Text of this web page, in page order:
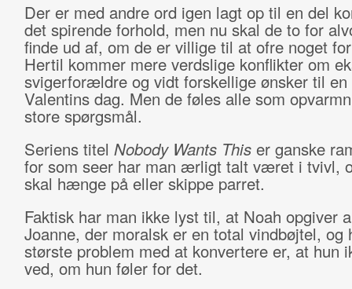
Der er med andre ord igen lagt op til en del
det spirende forhold, men nu skal de to for
finde ud af, om de er villige til at ofre noget
Hertil kommer mere verdslige konflikter om
svigerforældre og vidt forskellige ønsker til en
Valentins dag. Men de føles alle som
store spørgsmål.
Seriens titel Nobody Wants This er ganske
for som seer har man ærligt talt været i tvivl,
skal hænge på eller skippe parret.
Faktisk har man ikke lyst til, at Noah opgiver
Joanne, der moralsk er en total vindbøjtel, og
største problem med at konvertere er, at hun
ved, om hun føler for det.